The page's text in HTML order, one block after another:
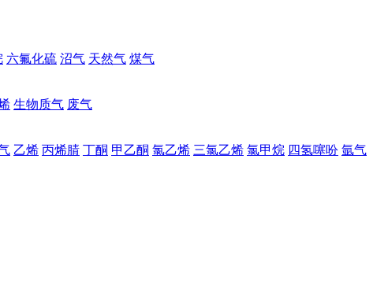
六氟化硫 沼气 天然气 煤气
生物质气 废气
乙烯 丙烯腈 丁酮 甲乙酮 氯乙烯 三氯乙烯 氯甲烷 四氢噻吩 氩气